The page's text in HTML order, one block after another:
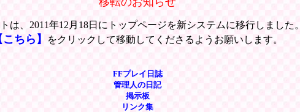
は、2011年12月18日にトップページを新システムに移行しました。
ちら】 をクリックして移動してくださるようお願いします。
FFプレイ日誌
管理人の日記
掲示板
リンク集